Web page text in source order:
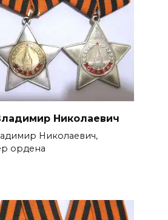
Николаевич
Николае­вич,
ордена